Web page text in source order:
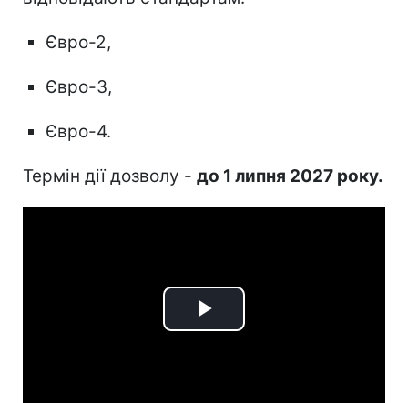
Євро-2,
Євро-3,
Євро-4.
Термін дії дозволу - до 1 липня 2027 року.
Play